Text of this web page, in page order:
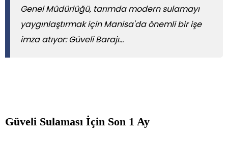
Genel Müdürlüğü, tarımda modern sulamayı
yaygınlaştırmak için Manisa'da önemli bir işe
imza atıyor: Güveli Barajı...
Güveli Sulaması İçin Son 1 Ay